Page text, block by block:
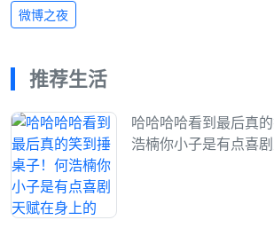
微博之夜
推荐生活
哈哈哈哈看到最后真
浩楠你小子是有点喜